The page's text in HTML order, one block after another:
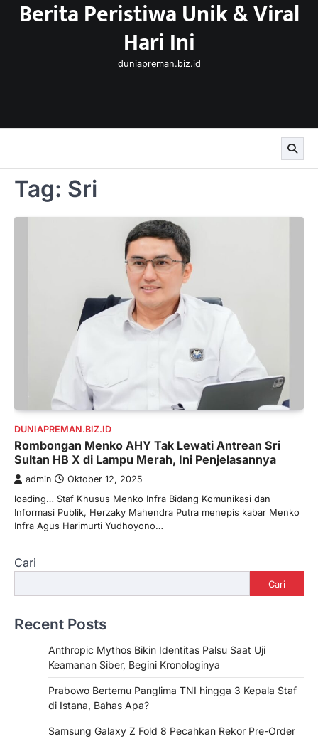
SkipBerita Peristiwa Unik & Viral
Hari Ini
duniapreman.biz.id
Tag: Sri
DUNIAPREMAN.BIZ.ID
Rombongan Menko AHY Tak Lewati Antrean Sri
Sultan HB X di Lampu Merah, Ini Penjelasannya
admin Oktober 12, 2025
loading… Staf Khusus Menko Infra Bidang Komunikasi dan
Informasi Publik, Herzaky Mahendra Putra menepis kabar Menko
Infra Agus Harimurti Yudhoyono…
Cari
Cari
Recent Posts
Anthropic Mythos Bikin Identitas Palsu Saat Uji
Keamanan Siber, Begini Kronologinya
Prabowo Bertemu Panglima TNI hingga 3 Kepala Staf
di Istana, Bahas Apa?
Samsung Galaxy Z Fold 8 Pecahkan Rekor Pre-Order